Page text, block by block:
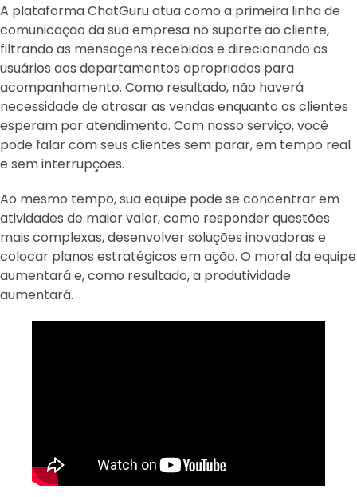
A plataforma ChatGuru atua como a primeira linha de
comunicação da sua empresa no suporte ao cliente,
filtrando as mensagens recebidas e direcionando os
usuários aos departamentos apropriados para
acompanhamento. Como resultado, não haverá
necessidade de atrasar as vendas enquanto os clientes
esperam por atendimento. Com nosso serviço, você
pode falar com seus clientes sem parar, em tempo real
e sem interrupções.
Ao mesmo tempo, sua equipe pode se concentrar em
atividades de maior valor, como responder questões
mais complexas, desenvolver soluções inovadoras e
colocar planos estratégicos em ação. O moral da equipe
aumentará e, como resultado, a produtividade
aumentará.